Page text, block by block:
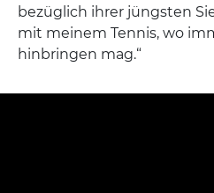
bezüglich ihrer jüngsten
mit meinem Tennis, wo
hinbringen mag.“